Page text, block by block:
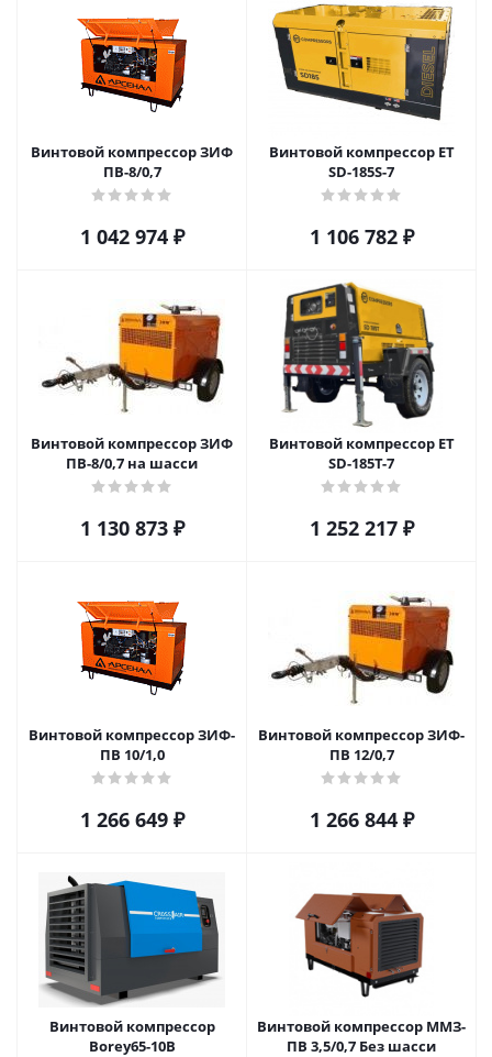
Винтовой компрессор ЗИФ
ПВ-8/0,7
1 042 974₽
Винтовой компрессор ET
SD-185S-7
1 106 782₽
Винтовой компрессор ЗИФ
ПВ-8/0,7 на шасси
1 130 873₽
Винтовой компрессор ET
SD-185T-7
1 252 217₽
Винтовой компрессор ЗИФ-
ПВ 10/1,0
1 266 649₽
Винтовой компрессор ЗИФ-
ПВ 12/0,7
1 266 844₽
Винтовой компрессор
Borey65-10B
Винтовой компрессор ММЗ-
ПВ 3,5/0,7 Без шасси